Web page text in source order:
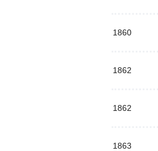
1860
1862
1862
1863